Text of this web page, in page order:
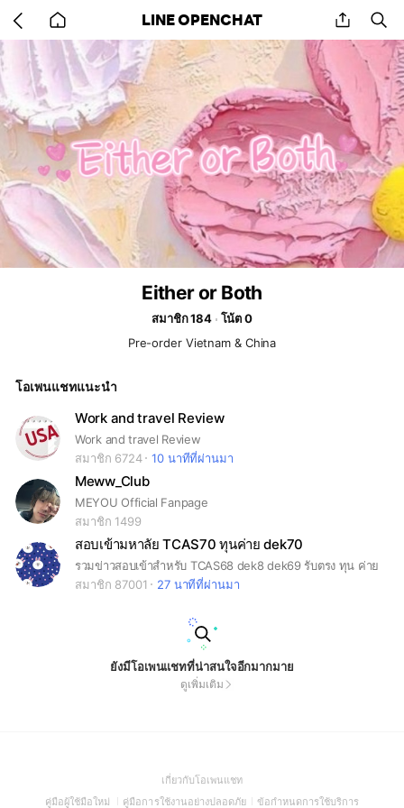
back
to
home
LINE OPENCHAT share
Either or Both
สมาชิก 184
โน้ต 0
Pre-order Vietnam & China
โอเพนแชทแนะนำ
Work and travel Review
Work and travel Review
สมาชิก 6724
10 นาทีที่ผ่านมา
Meww_Club
MEYOU Official Fanpage
สมาชิก 1499
สอบเข้ามหาลัย TCAS70 ทุนค่าย dek70
รวมข่าวสอบเข้าสำหรับ TCAS68 dek8 dek69 รับตรง ทุน ค่าย
สมาชิก 87001
27 นาทีที่ผ่านมา
ยังมีโอเพนแชทที่น่าสนใจอีกมากมาย
ดูเพิ่มเติม
เกี่ยวกับโอเพนแชท(Open
in
คู่มือผู้ใช้มือใหม่ (Open
คู่มือการใช้งานอย่างปลอดภัย(Open
ข้อกำหนดการใช้บริการ(Open